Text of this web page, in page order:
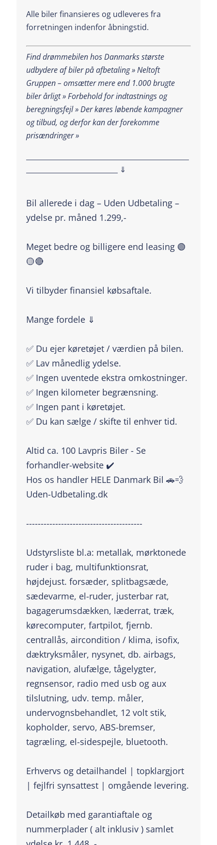
Alle biler finansieres og udleveres fra
forretningen indenfor åbningstid.
Find drømmebilen hos Danmarks største
udbydere af biler på afbetaling » Neltoft
Gruppen – omsætter mere end 1.000 brugte
biler årligt » Forbehold for indtastnings og
beregningsfejl »Der køres løbende kampagner
og tilbud, og derfor kan der forekomme
prisændringer »
___________________________ ⇓
Bil allerede i dag – Uden Udbetaling –
ydelse pr. måned 1.299,-
Meget bedre og billigere end leasing 🟢
🟡🔴
Vi tilbyder finansiel købsaftale.
Mange fordele ⇓
✅ Du ejer køretøjet / værdien på bilen.
✅ Lav månedlig ydelse.
✅ Ingen uventede ekstra omkostninger.
✅ Ingen kilometer begrænsning.
✅ Ingen pant i køretøjet.
✅ Du kan sælge / skifte til enhver tid.
Altid ca. 100 Lavpris Biler - Se
forhandler-website ✔️
Hos os handler HELE Danmark Bil 🚗💨
Uden-Udbetaling.dk
----------------------------------------
Udstyrsliste bl.a: metallak, mørktonede
ruder i bag, multifunktionsrat,
højdejust. forsæder, splitbagsæde,
sædevarme, el-ruder, justerbar rat,
bagagerumsdækken, læderrat, træk,
kørecomputer, fartpilot, fjernb.
centrallås, aircondition / klima, isofix,
dæktryksmåler, nysynet, db. airbags,
navigation, alufælge, tågelygter,
regnsensor, radio med usb og aux
tilslutning, udv. temp. måler,
undervognsbehandlet, 12 volt stik,
kopholder, servo, ABS-bremser,
tagræling, el-sidespejle, bluetooth.
Erhvervs og detailhandel | topklargjort
| fejlfri synsattest | omgående levering.
Detailkøb med garantiaftale og
nummerplader ( alt inklusiv ) samlet